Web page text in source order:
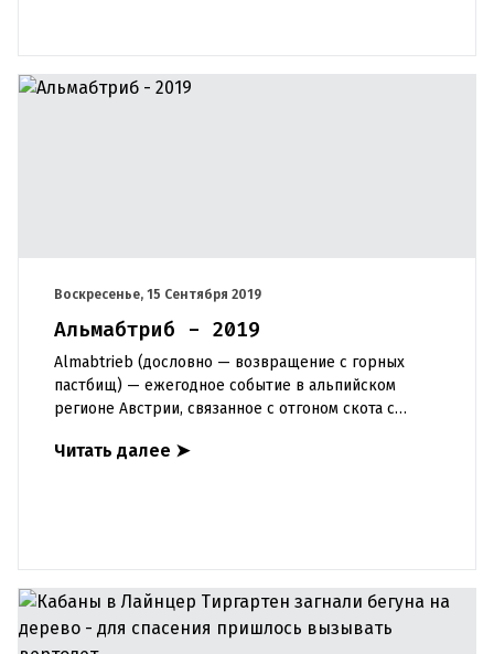
Воскресенье, 15 Сентября 2019
Альмабтриб - 2019
Almabtrieb (дословно — возвращение с горных
пастбищ) — ежегодное событие в альпийском
регионе Австрии, связанное с отгоном скота с
альпийских лугах вы
Читать далее ➤